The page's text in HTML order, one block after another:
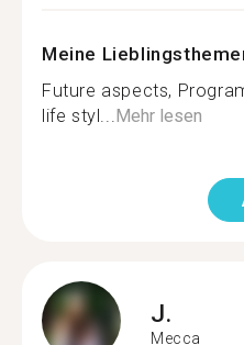
Meine
Future aspects,
life styl...Mehr lesen
J.
Mecca